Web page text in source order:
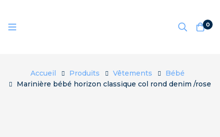
0
Accueil Produits Vêtements
Bébé
Marinière bébé horizon classique col rond denim /rose